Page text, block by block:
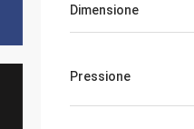
Dimensione
Pressione